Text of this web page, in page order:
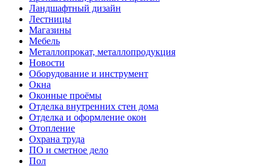
Ландшафтный дизайн
Лестницы
Магазины
Мебель
Металлопрокат, металлопродукция
Новости
Оборудование и инструмент
Окна
Оконные проёмы
Отделка внутренних стен дома
Отделка и оформление окон
Отопление
Охрана труда
ПО и сметное дело
Пол